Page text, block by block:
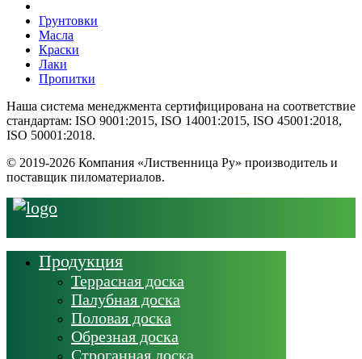
Грунтовки
Масла
Краски
Лаки
Пропитки
Наша система менеджмента сертифицирована на соответствие
стандартам: ISO 9001:2015, ISO 14001:2015, ISO 45001:2018,
ISO 50001:2018.
© 2019-2026 Компания «Лиственница Ру» производитель и
поставщик пиломатериалов.
Продукция
Террасная доска
Палубная доска
Половая доска
Обрезная доска
Строганная доска